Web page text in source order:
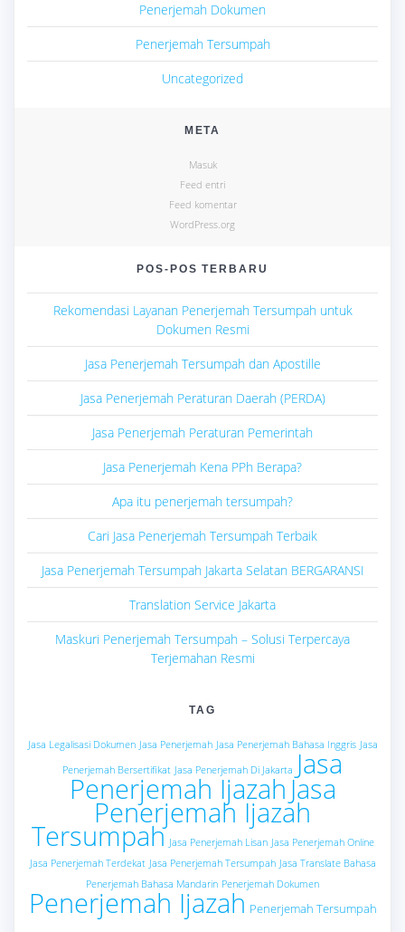
Penerjemah Dokumen
Penerjemah Tersumpah
Uncategorized
META
Masuk
Feed entri
Feed komentar
WordPress.org
POS-POS TERBARU
Rekomendasi Layanan Penerjemah Tersumpah untuk
Dokumen Resmi
Jasa Penerjemah Tersumpah dan Apostille
Jasa Penerjemah Peraturan Daerah (PERDA)
Jasa Penerjemah Peraturan Pemerintah
Jasa Penerjemah Kena PPh Berapa?
Apa itu penerjemah tersumpah?
Cari Jasa Penerjemah Tersumpah Terbaik
Jasa Penerjemah Tersumpah Jakarta Selatan BERGARANSI
Translation Service Jakarta
Maskuri Penerjemah Tersumpah – Solusi Terpercaya
Terjemahan Resmi
TAG
Jasa Legalisasi Dokumen Jasa Penerjemah Jasa Penerjemah Bahasa Inggris Jasa
Penerjemah Bersertifikat Jasa Penerjemah Di Jakarta Jasa
Penerjemah Ijazah Jasa
Penerjemah Ijazah
Tersumpah Jasa Penerjemah Lisan Jasa Penerjemah Online
Jasa Penerjemah Terdekat Jasa Penerjemah Tersumpah Jasa Translate Bahasa
Penerjemah Bahasa Mandarin Penerjemah Dokumen
Penerjemah Ijazah Penerjemah Tersumpah